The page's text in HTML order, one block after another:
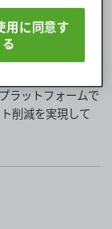
ステム
ラットフォームで
削減を実現して
に同意す
る